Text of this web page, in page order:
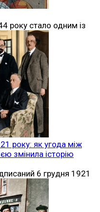
року стало одним із
року: як угода між
змінила історію
6 грудня 1921